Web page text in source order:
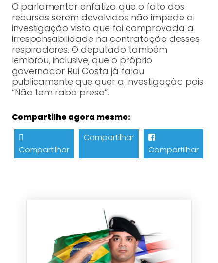
O parlamentar enfatiza que o fato dos
recursos serem devolvidos não impede a
investigação visto que foi comprovada a
irresponsabilidade na contratação desses
respiradores. O deputado também
lembrou, inclusive, que o próprio
governador Rui Costa já falou
publicamente que quer a investigação pois
“Não tem rabo preso”.
Compartilhe agora mesmo:
Compartilhar
Compartilhar
Compartilhar